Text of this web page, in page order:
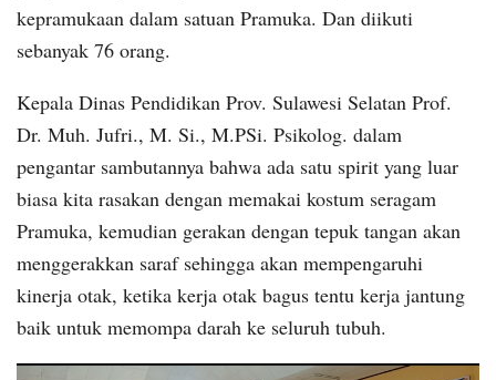
kepramukaan dalam satuan Pramuka. Dan diikuti
sebanyak 76 orang.
Kepala Dinas Pendidikan Prov. Sulawesi Selatan Prof.
Dr. Muh. Jufri., M. Si., M.PSi. Psikolog. dalam
pengantar sambutannya bahwa ada satu spirit yang luar
biasa kita rasakan dengan memakai kostum seragam
Pramuka, kemudian gerakan dengan tepuk tangan akan
menggerakkan saraf sehingga akan mempengaruhi
kinerja otak, ketika kerja otak bagus tentu kerja jantung
baik untuk memompa darah ke seluruh tubuh.